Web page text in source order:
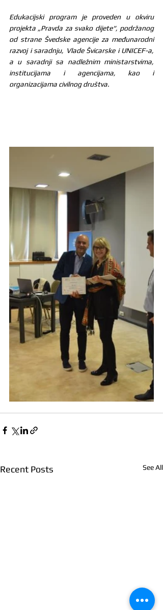
Edukacijski program je proveden u okviru
projekta „Pravda za svako dijete“, podržanog
od strane Švedske agencije za međunarodni
razvoj i saradnju, Vlade Švicarske i UNICEF-a,
a u saradnji sa nadležnim ministarstvima,
institucijama i agencijama, kao i
organizacijama civilnog društva.
Recent Posts See All